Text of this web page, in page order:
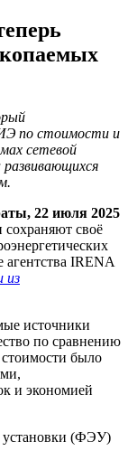
по стоимости и
сетевой
развивающихся
22 июля 2025
своё
IRENA
из
источники
по сравнению
было
и экономией
установки (ФЭУ)